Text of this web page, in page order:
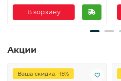
В корзину
Акции
Ваша скидка: -15%